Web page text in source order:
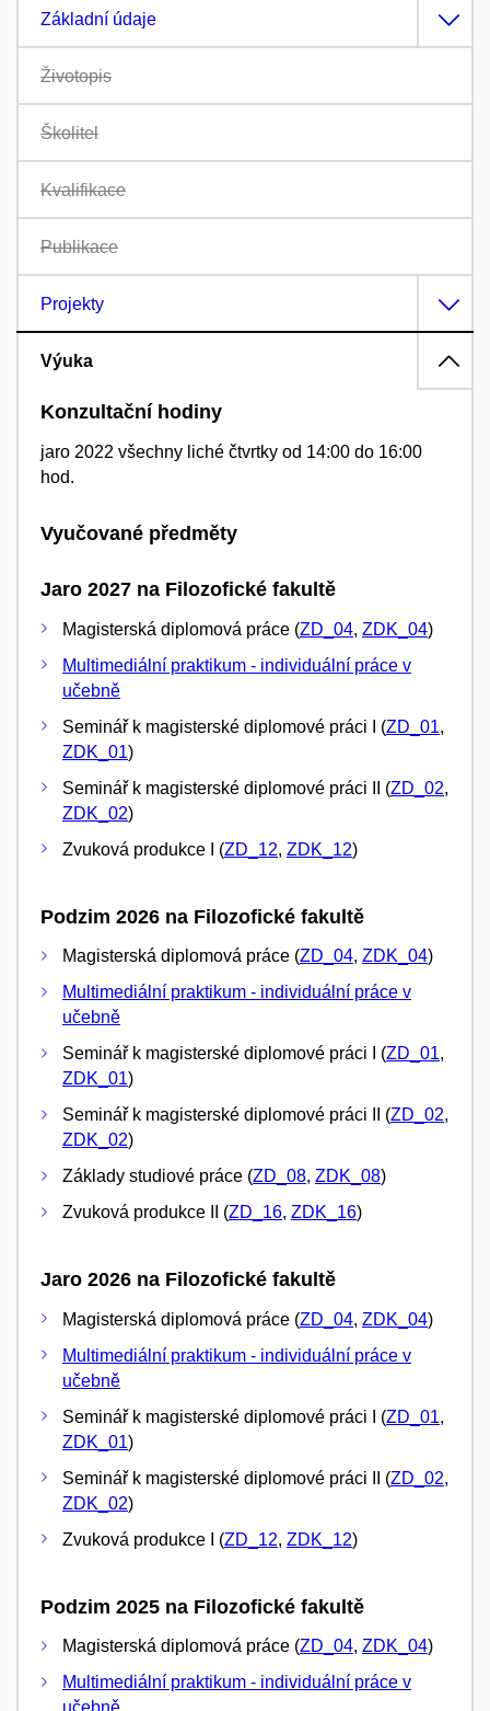
Základní údaje
Životopis
Školitel
Kvalifikace
Publikace
Projekty
Výuka
Konzultační hodiny
jaro 2022 všechny liché čtvrtky od 14:00 do 16:00
hod.
Vyučované předměty
Jaro 2027 na Filozofické fakultě
Magisterská diplomová práce (ZD_04, ZDK_04)
Multimediální praktikum - individuální práce v
učebně
Seminář k magisterské diplomové práci I (ZD_01,
ZDK_01)
Seminář k magisterské diplomové práci II (ZD_02,
ZDK_02)
Zvuková produkce I (ZD_12, ZDK_12)
Podzim 2026 na Filozofické fakultě
Magisterská diplomová práce (ZD_04, ZDK_04)
Multimediální praktikum - individuální práce v
učebně
Seminář k magisterské diplomové práci I (ZD_01,
ZDK_01)
Seminář k magisterské diplomové práci II (ZD_02,
ZDK_02)
Základy studiové práce (ZD_08, ZDK_08)
Zvuková produkce II (ZD_16, ZDK_16)
Jaro 2026 na Filozofické fakultě
Magisterská diplomová práce (ZD_04, ZDK_04)
Multimediální praktikum - individuální práce v
učebně
Seminář k magisterské diplomové práci I (ZD_01,
ZDK_01)
Seminář k magisterské diplomové práci II (ZD_02,
ZDK_02)
Zvuková produkce I (ZD_12, ZDK_12)
Podzim 2025 na Filozofické fakultě
Magisterská diplomová práce (ZD_04, ZDK_04)
Multimediální praktikum - individuální práce v